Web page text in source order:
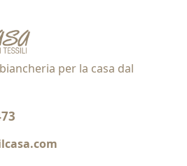
per la casa dal